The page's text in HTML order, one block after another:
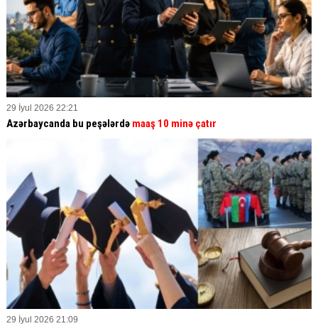
29 İyul 2026 22:21
Azərbaycanda bu peşələrdə maaş 10 minə çatır
29 İyul 2026 21:09